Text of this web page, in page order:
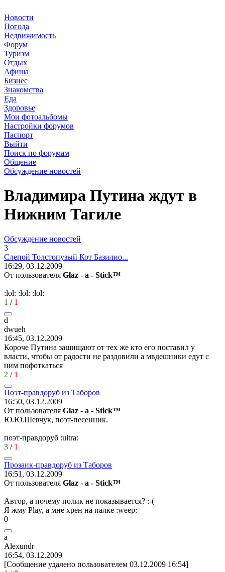
Новости
Погода
Недвижимость
Форум
Туризм
Отдых
Афиша
Бизнес
Знакомства
Еда
Здоровье
Мои фотоальбомы
Настройки форумов
Паспорт
Выйти
Поиск по форумам
Общение
Обсуждение новостей
Владимира Путина ждут в
Нижним Тагиле
Обсуждение новостей
3
Слепой Толстопузый Кот Базилио...
16:29, 03.12.2009
От пользователя Glaz - a - Stick™
:lol: :lol: :lol:
1 / 1
d
dwueh
16:45, 03.12.2009
Короче Путина защищают от тех же кто его поставил у
власти, чтобы от радости не раздовили а мвдешники едут с
ним пофоткаться
2 / 1
Поэт-правдоруб из Таборов
16:50, 03.12.2009
От пользователя Glaz - a - Stick™
Ю.Ю.Шевчук, поэт-песенник.
поэт-правдоруб :ultra:
3 / 1
Прозаик-правдоруб из Таборов
16:51, 03.12.2009
От пользователя Glaz - a - Stick™
Автор, а почему полик не показывается? :-(
Я жму Play, а мне хрен на палке :weep:
0
a
Alexundr
16:54, 03.12.2009
[Сообщение удалено пользователем 03.12.2009 16:54]